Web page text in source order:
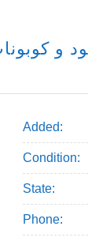
Added:
Condition:
State:
Phone: